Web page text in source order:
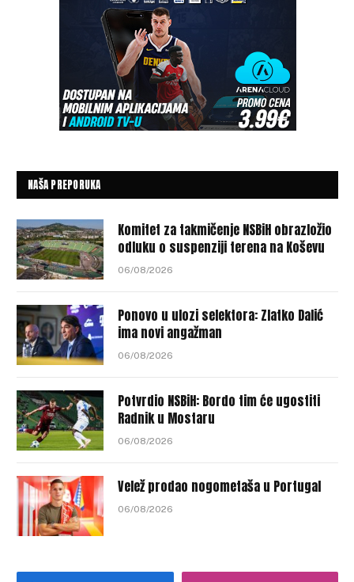
NAŠA PREPORUKA
Komitet za takmičenje NSBiH obrazložio
odluku o suspenziji terena na Koševu
06/08/2026
Ponovo u ulozi selektora: Zlatko Dalić
ima novi angažman
06/08/2026
Potvrdio NSBiH: Bordo tim će ugostiti
Radnik u Mostaru
06/08/2026
Velež prodao nogometaša u Portugal
06/08/2026